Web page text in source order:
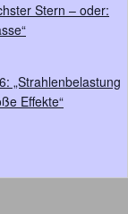
Stern – oder:
„Strahlenbelastung
Effekte“